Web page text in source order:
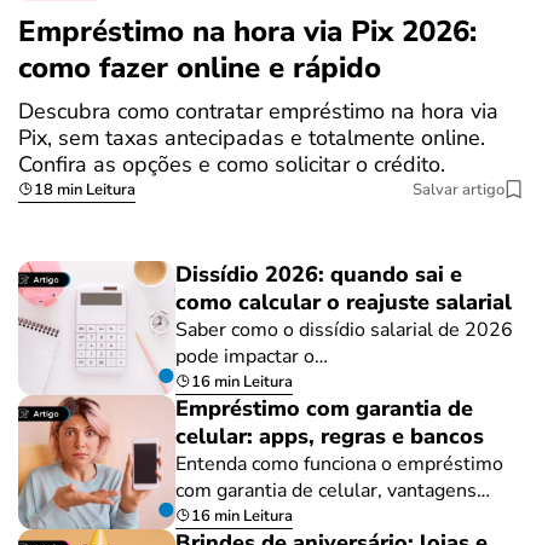
Empréstimo na hora via Pix 2026:
como fazer online e rápido
Descubra como contratar empréstimo na hora via
Pix, sem taxas antecipadas e totalmente online.
Confira as opções e como solicitar o crédito.
18 min Leitura Salvar artigo
Dissídio 2026: quando sai e
como calcular o reajuste salarial
Saber como o dissídio salarial de 2026
pode impactar o…
16 min Leitura
Empréstimo com garantia de
celular: apps, regras e bancos
Entenda como funciona o empréstimo
com garantia de celular, vantagens…
16 min Leitura